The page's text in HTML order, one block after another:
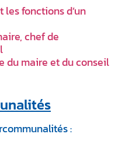
fonctions d’un
chef de
du maire et du conseil
: